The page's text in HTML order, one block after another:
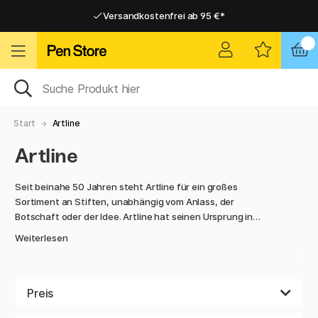
Versandkostenfrei ab 95 €*
Versandkostenfrei ab 95 €*
Start Artline
Artline
Seit beinahe 50 Jahren steht Artline für ein großes
Sortiment an Stiften, unabhängig vom Anlass, der
Botschaft oder der Idee. Artline hat seinen Ursprung in
Wir haben eine große Anzahl an Stiften von Artline im
Weiterlesen
Preis